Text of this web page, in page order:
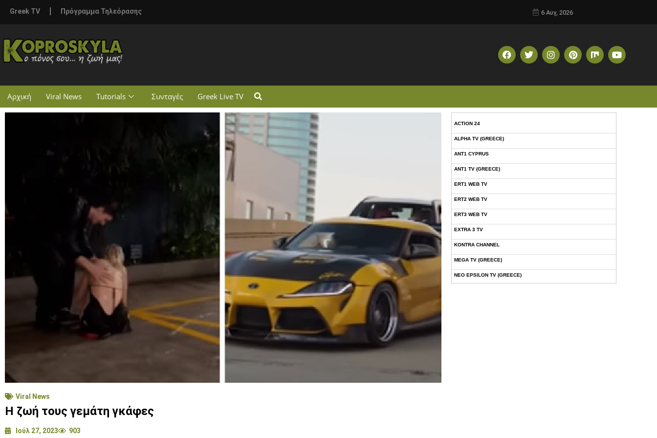
Greek TV Πρόγραμμα Τηλεόρασης 6 Αυγ, 2026
Αρχική Viral News Tutorials Συνταγές Greek Live TV
Viral News
Η ζωή τους γεμάτη γκάφες
Ιούλ 27, 2023 903
ACTION 24
ALPHA TV (GREECE)
ANT1 CYPRUS
ANT1 TV (GREECE)
ERT1 WEB TV
ERT2 WEB TV
ERT3 WEB TV
EXTRA 3 TV
KONTRA CHANNEL
MEGA TV (GREECE)
NEO EPSILON TV (GREECE)